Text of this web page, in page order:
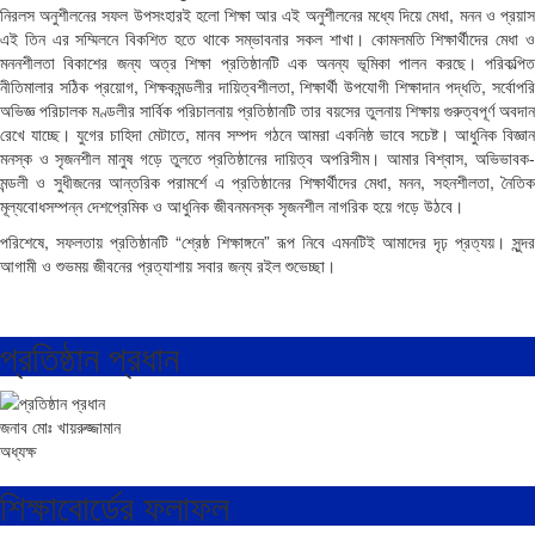
নিরলস অনুশীলনের সফল উপসংহারই হলো শিক্ষা আর এই অনুশীলনের মধ্যে দিয়ে মেধা, মনন ও প্রয়াস
এই তিন এর সম্মিলনে বিকশিত হতে থাকে সম্ভাবনার সকল শাখা। কোমলমতি শিক্ষার্থীদের মেধা ও
মননশীলতা বিকাশের জন্য অত্র শিক্ষা প্রতিষ্ঠানটি এক অনন্য ভূমিকা পালন করছে। পরিকল্পিত
নীতিমালার সঠিক প্রয়োগ, শিক্ষকমন্ডলীর দায়িত্বশীলতা, শিক্ষার্থী উপযোগী শিক্ষাদান পদ্ধতি, সর্বোপরি
অভিজ্ঞ পরিচালক মণ্ডলীর সার্বিক পরিচালনায় প্রতিষ্ঠানটি তার বয়সের তুলনায় শিক্ষায় গুরুত্বপূর্ণ অবদান
রেখে যাচ্ছে। যুগের চাহিদা মেটাতে, মানব সম্পদ গঠনে আমরা একনিষ্ঠ ভাবে সচেষ্ট। আধুনিক বিজ্ঞান
মনস্ক ও সৃজনশীল মানুষ গড়ে তুলতে প্রতিষ্ঠানের দায়িত্ব অপরিসীম। আমার বিশ্বাস, অভিভাবক-
মন্ডলী ও সুধীজনের আন্তরিক পরামর্শে এ প্রতিষ্ঠানের শিক্ষার্থীদের মেধা, মনন, সহনশীলতা, নৈতিক
মূল্যবোধসম্পন্ন দেশপ্রেমিক ও আধুনিক জীবনমনস্ক সৃজনশীল নাগরিক হয়ে গড়ে উঠবে।
পরিশেষে, সফলতায় প্রতিষ্ঠানটি “শ্রেষ্ঠ শিক্ষাঙ্গনে” রূপ নিবে এমনটিই আমাদের দৃঢ় প্রত্যয়। সুন্দর
আগামী ও শুভময় জীবনের প্রত্যাশায় সবার জন্য রইল শুভেচ্ছা।
প্রতিষ্ঠান প্রধান
জনাব মোঃ খায়রুজ্জামান
অধ্যক্ষ
শিক্ষাবোর্ডের ফলাফল